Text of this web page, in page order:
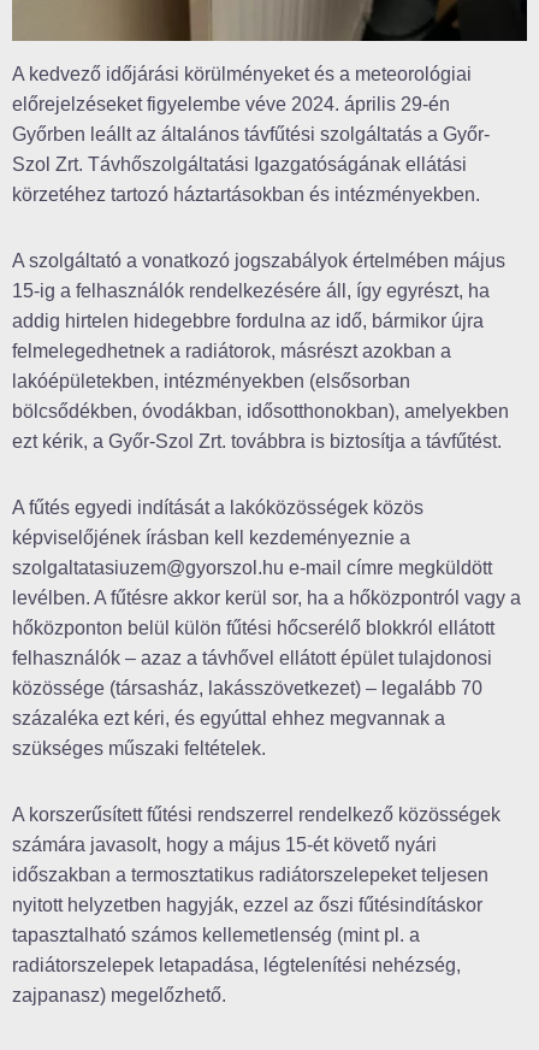
A kedvező időjárási körülményeket és a meteorológiai
előrejelzéseket figyelembe véve 2024. április 29-én
Győrben leállt az általános távfűtési szolgáltatás a Győr-
Szol Zrt. Távhőszolgáltatási Igazgatóságának ellátási
körzetéhez tartozó háztartásokban és intézményekben.
A szolgáltató a vonatkozó jogszabályok értelmében május
15-ig a felhasználók rendelkezésére áll, így egyrészt, ha
addig hirtelen hidegebbre fordulna az idő, bármikor újra
felmelegedhetnek a radiátorok, másrészt azokban a
lakóépületekben, intézményekben (elsősorban
bölcsődékben, óvodákban, idősotthonokban), amelyekben
ezt kérik, a Győr-Szol Zrt. továbbra is biztosítja a távfűtést.
A fűtés egyedi indítását a lakóközösségek közös
képviselőjének írásban kell kezdeményeznie a
szolgaltatasiuzem@gyorszol.hu e-mail címre megküldött
levélben. A fűtésre akkor kerül sor, ha a hőközpontról vagy a
hőközponton belül külön fűtési hőcserélő blokkról ellátott
felhasználók – azaz a távhővel ellátott épület tulajdonosi
közössége (társasház, lakásszövetkezet) – legalább 70
százaléka ezt kéri, és egyúttal ehhez megvannak a
szükséges műszaki feltételek.
A korszerűsített fűtési rendszerrel rendelkező közösségek
számára javasolt, hogy a május 15-ét követő nyári
időszakban a termosztatikus radiátorszelepeket teljesen
nyitott helyzetben hagyják, ezzel az őszi fűtésindításkor
tapasztalható számos kellemetlenség (mint pl. a
radiátorszelepek letapadása, légtelenítési nehézség,
zajpanasz) megelőzhető.